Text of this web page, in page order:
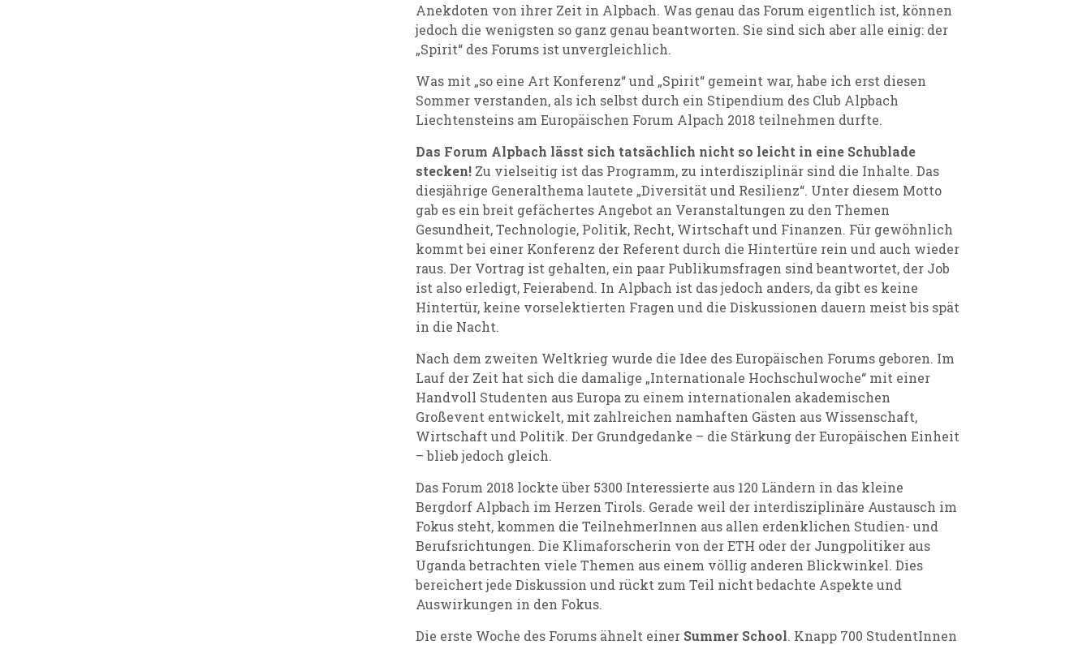
Anekdoten von ihrer Zeit in Alpbach. Was genau das Forum eigentlich ist, können
jedoch die wenigsten so ganz genau beantworten. Sie sind sich aber alle einig: der
„Spirit“ des Forums ist unvergleichlich.
Was mit „so eine Art Konferenz“ und „Spirit“ gemeint war, habe ich erst diesen
Sommer verstanden, als ich selbst durch ein Stipendium des Club Alpbach
Liechtensteins am Europäischen Forum Alpach 2018 teilnehmen durfte.
Das Forum Alpbach lässt sich tatsächlich nicht so leicht in eine Schublade
stecken! Zu vielseitig ist das Programm, zu interdisziplinär sind die Inhalte. Das
diesjährige Generalthema lautete „Diversität und Resilienz“. Unter diesem Motto
gab es ein breit gefächertes Angebot an Veranstaltungen zu den Themen
Gesundheit, Technologie, Politik, Recht, Wirtschaft und Finanzen. Für gewöhnlich
kommt bei einer Konferenz der Referent durch die Hintertüre rein und auch wieder
raus. Der Vortrag ist gehalten, ein paar Publikumsfragen sind beantwortet, der Job
ist also erledigt, Feierabend. In Alpbach ist das jedoch anders, da gibt es keine
Hintertür, keine vorselektierten Fragen und die Diskussionen dauern meist bis spät
in die Nacht.
Nach dem zweiten Weltkrieg wurde die Idee des Europäischen Forums geboren. Im
Lauf der Zeit hat sich die damalige „Internationale Hochschulwoche“ mit einer
Handvoll Studenten aus Europa zu einem internationalen akademischen
Großevent entwickelt, mit zahlreichen namhaften Gästen aus Wissenschaft,
Wirtschaft und Politik. Der Grundgedanke – die Stärkung der Europäischen Einheit
– blieb jedoch gleich.
Das Forum 2018 lockte über 5300 Interessierte aus 120 Ländern in das kleine
Bergdorf Alpbach im Herzen Tirols. Gerade weil der interdisziplinäre Austausch im
Fokus steht, kommen die TeilnehmerInnen aus allen erdenklichen Studien- und
Berufsrichtungen. Die Klimaforscherin von der ETH oder der Jungpolitiker aus
Uganda betrachten viele Themen aus einem völlig anderen Blickwinkel. Dies
bereichert jede Diskussion und rückt zum Teil nicht bedachte Aspekte und
Auswirkungen in den Fokus.
Die erste Woche des Forums ähnelt einer Summer School. Knapp 700 StudentInnen